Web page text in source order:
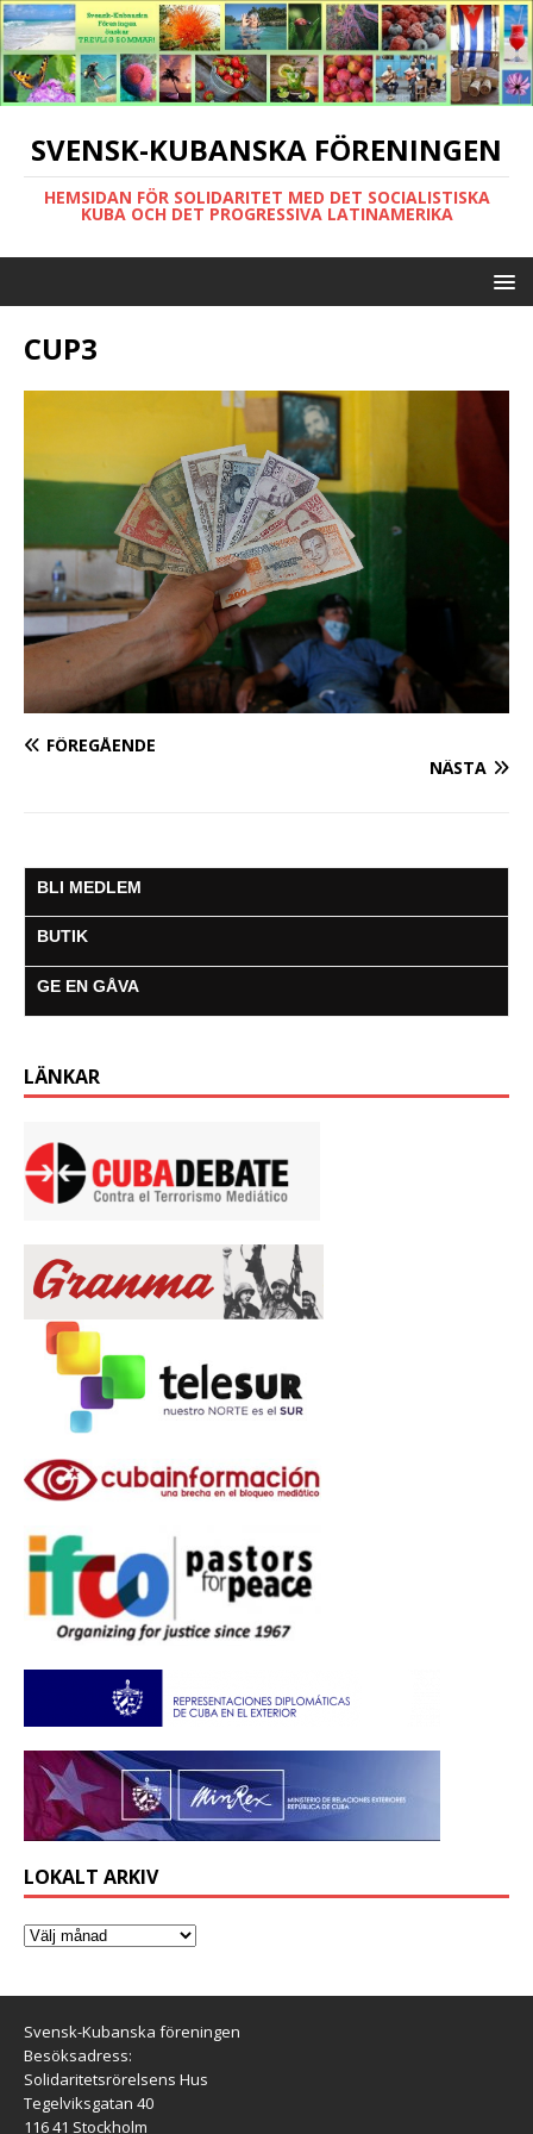
SVENSK-KUBANSKA FÖRENINGEN
HEMSIDAN FÖR SOLIDARITET MED DET SOCIALISTISKA
KUBA OCH DET PROGRESSIVA LATINAMERIKA
CUP3
FÖREGÅENDE
NÄSTA
BLI MEDLEM
BUTIK
GE EN GÅVA
LÄNKAR
LOKALT ARKIV
Svensk-Kubanska föreningen
Besöksadress:
Solidaritetsrörelsens Hus
Tegelviksgatan 40
116 41 Stockholm